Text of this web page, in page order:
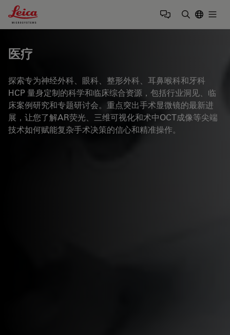
Leica Microsystems Logo
医疗
探索专为神经外科、眼科、整形外科、耳鼻喉科和牙科
HCP 量身定制的科学和临床综合资源，包括行业洞见、临
床案例研究和专题研讨会。重点突出手术显微镜的最新进
展，让您了解AR荧光、三维可视化和术中OCT成像等尖端
技术如何赋能复杂手术决策的信心和精准操作。